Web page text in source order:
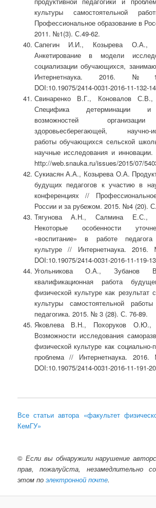
культуры самостоятельной
Профессиональное образование в
2011. №1(3). С.49-62.
Сапегин И.И., Козырева О.А.,
Анкетирование в модели
социализации обучающихся,
Интернетнаука. 2016.
DOI:10.19075/2414-0031-2016-11-132-
Свинаренко В.Г., Коновалов
Специфика детерминации и
возможностей
здоровьесберегающей, научно-
работы обучающихся сельской
научные исследования и
http://web.snauka.ru/issues/2015/07/
Сукиасян А.А., Козырева О.А.
будущих педагогов к участию в
конференциях //
России и за рубежом. 2015. №4 (20).
Тягунова А.Н., Салмина Е.С.,
Некоторые особенности
«воспитание» в работе
культуре // Интернетнаука.
DOI:10.19075/2414-0031-2016-11-119-
Угольникова О.А., Зубанов
квалификационная работа
физической культуре как результат
культуры самостоятельной
педагогика. 2015. № 3 (28). С. 76-89.
Яковлева В.Н., Похоруков О.Ю.,
Возможности исследования
физической культуре как
проблема // Интернетнаука.
DOI:10.19075/2414-0031-2016-11-191-
Все статьи автора «факультет
КемГУ»
© Если вы обнаружили нарушение
прав, пожалуйста, незамедлительно
этом поэлектронной почте.